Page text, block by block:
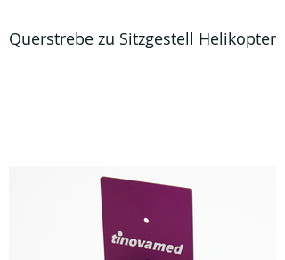
Querstrebe zu Sitzgestell Helikopter